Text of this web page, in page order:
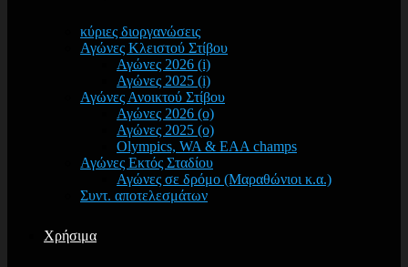
κύριες διοργανώσεις
Αγώνες Κλειστού Στίβου
Αγώνες 2026 (i)
Αγώνες 2025 (i)
Αγώνες Ανοικτού Στίβου
Αγώνες 2026 (o)
Αγώνες 2025 (o)
Olympics, WA & EAA champs
Αγώνες Εκτός Σταδίου
Αγώνες σε δρόμο (Μαραθώνιοι κ.α.)
Συντ. αποτελεσμάτων
Χρήσιμα